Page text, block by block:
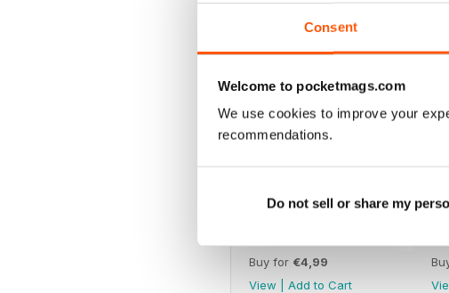
Consent
Welcome to pocketmags.com
We use cookies to improve your
recommendations.
Do not sell or share my
Buy for €4,99
View
Add to Cart